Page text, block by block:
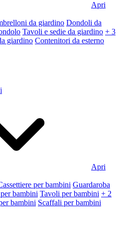
Apri
da giardino Dondoli da
Tavoli e sedie da giardino + 3
giardino Contenitori da esterno
Apri
per bambini Guardaroba
bambini Tavoli per bambini + 2
bambini Scaffali per bambini